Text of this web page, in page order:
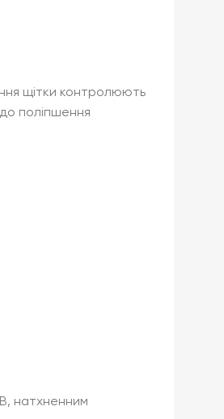
щітки контролюють
поліпшення
B, натхненним